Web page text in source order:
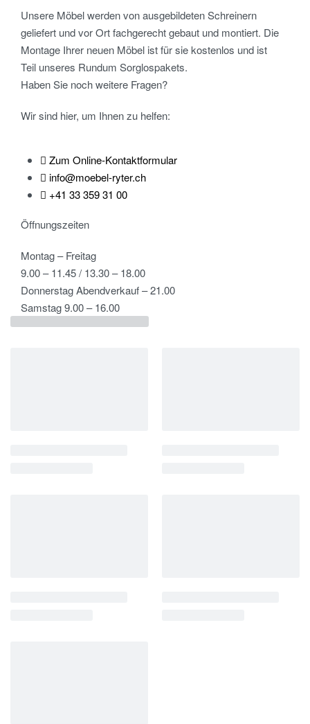
Unsere Möbel werden von ausgebildeten Schreinern
geliefert und vor Ort fachgerecht gebaut und montiert. Die
Montage Ihrer neuen Möbel ist für sie kostenlos und ist
Teil unseres Rundum Sorglospakets.
Haben Sie noch weitere Fragen?
Wir sind hier, um Ihnen zu helfen:
Zum Online-Kontaktformular
info@moebel-ryter.ch
+41 33 359 31 00
Öffnungszeiten
Montag – Freitag
9.00 – 11.45 / 13.30 – 18.00
Donnerstag Abendverkauf – 21.00
Samstag 9.00 – 16.00